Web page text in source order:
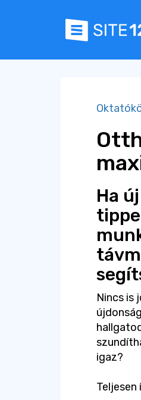
Ha
Nincs is
igaz?